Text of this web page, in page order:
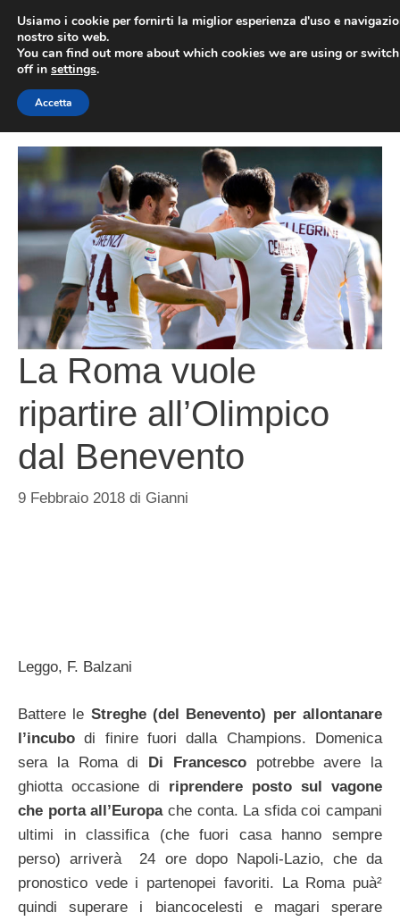
contenuto
La Roma vuole
ripartire all’Olimpico
dal Benevento
9 Febbraio 2018 di Gianni
Leggo, F. Balzani
Battere le Streghe (del Benevento) per allontanare
l’incubo di finire fuori dalla Champions. Domenica
sera la Roma di Di Francescopotrebbe avere la
ghiotta occasione di riprendere posto sul vagone
che porta all’Europache conta. La sfida coi campani
ultimi in classifica (che fuori casa hanno sempre
perso) arriverà 24 ore dopo Napoli-Lazio, che da
pronostico vede i partenopei favoriti. La Roma puà²
quindi superare i biancocelesti e magari sperare
Usiamo i cookie per fornirti la miglior esperienza d'uso e
nostro sito web.
You can find out more about which cookies we are using or
off in settings.
Accetta